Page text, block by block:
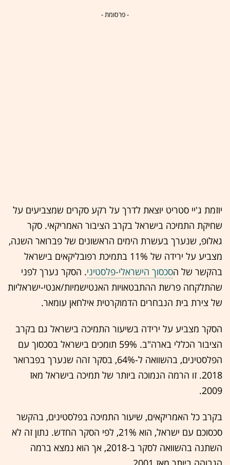
- פרסומת -
יוזמת ג'יי סטריט יוצאת לדרך על רקע סקרים שמצביעים על
שחיקת התמיכה בישראל בקרב הציבור האמריקאי. סקר
גאלופ, שנערך בעשרת הימים הראשונים של פברואר השנה,
מצביע על ירידה של 11% בתמיכת רפובליקאים בישראל
בהקשר של הסכסוך הישראלי-פלסטיני. הסקר נערך לפני
שהתלקחה פרשת ההתבטאויות האנטישמיות/אנטי-ישראליות
של צירת בית הנבחרים הדמוקרטית אילחאן עומאר.
הסקר מצביע על ירידה בשיעור התמיכה בישראל גם בקרב
הציבור הכללי בארה"ב. 59% תומכים בישראל בסכסוך עם
הפלסטינים, בהשוואה ל-64%, בסקר זהה שנערך בפברואר
2018. זו הרמה הנמוכה ביותר של תמיכה בישראל מאז
2009.
בקרב כל האמריקאים, שיעור התמיכה בפלסטינים, בהקשר
סכסוכם עם ישראל, הוא 21%, לפי הסקר החדש. נתון זה לא
השתנה בהשוואה לסקר ב-2018, אך הוא נמצא ברמה